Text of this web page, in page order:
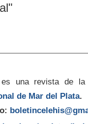
es una revista de la
de Mar del Plata.